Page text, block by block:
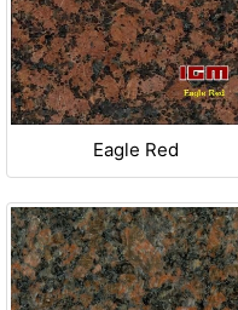
Eagle Red